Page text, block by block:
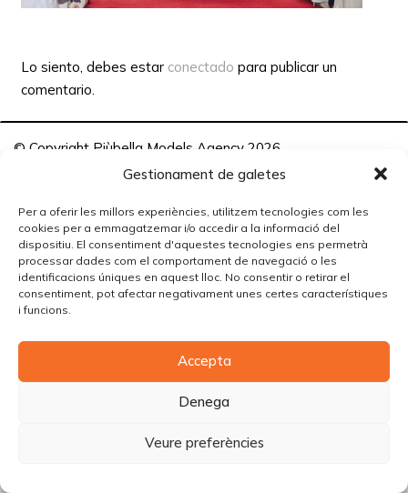
Gestionament de galetes
Per a oferir les millors experiències, utilitzem tecnologies com les
cookies per a emmagatzemar i/o accedir a la informació del
dispositiu. El consentiment d'aquestes tecnologies ens permetrà
processar dades com el comportament de navegació o les
identificacions úniques en aquest lloc. No consentir o retirar el
consentiment, pot afectar negativament unes certes característiques
i funcions.
Accepta
Denega
Veure preferències
Lo siento, debes estar conectado para publicar un
comentario.
© Copyright Piùbella Models Agency 2026
Creative Corner Agency
Carrer Tomàs Carreras Artau, nº 9 baixos, 17003, Girona